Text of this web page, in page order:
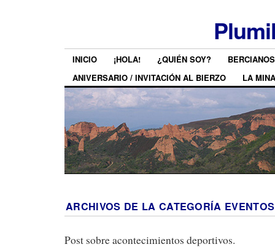
INICIO ¡HOLA! ¿QUIÉN SOY?
ANIVERSARIO / INVITACIÓN AL BIERZO
LA MINA
ARCHIVOS DE LA CATEGORÍA
Post sobre acontecimientos deportivos.